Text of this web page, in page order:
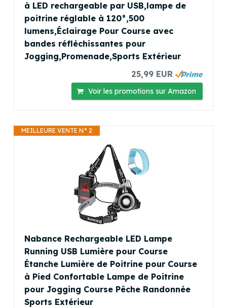
à LED rechargeable par USB,lampe de
poitrine réglable à 120°,500
lumens,Éclairage Pour Course avec
bandes réfléchissantes pour
Jogging,Promenade,Sports Extérieur
25,99 EUR
Voir les promotions sur Amazon
MEILLEURE VENTE N° 2
Nabance Rechargeable LED Lampe
Running USB Lumière pour Course
Étanche Lumière de Poitrine pour Course
à Pied Confortable Lampe de Poitrine
pour Jogging Course Pêche Randonnée
Sports Extérieur